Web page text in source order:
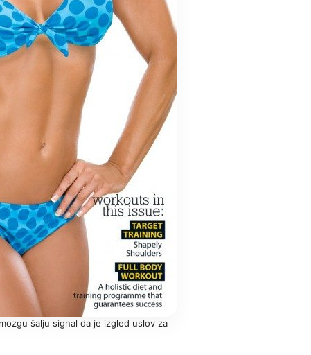
šalju signal da je izgled uslov za